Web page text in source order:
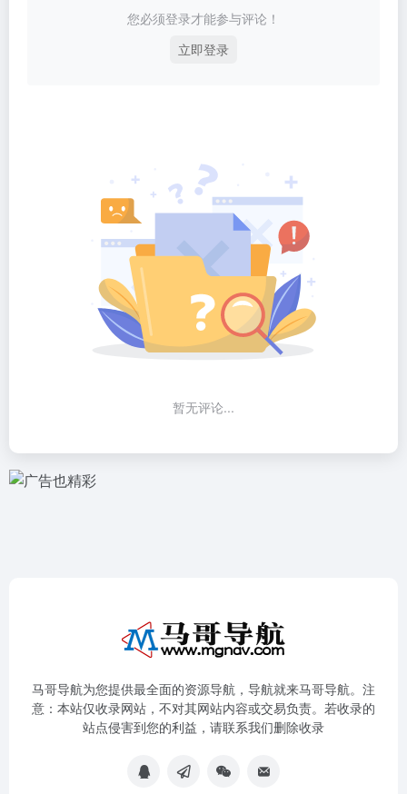
您必须登录才能参与评论！
立即登录
暂无评论...
马哥导航为您提供最全面的资源导航，导航就来马哥导航。注
意：本站仅收录网站，不对其网站内容或交易负责。若收录的
站点侵害到您的利益，请联系我们删除收录